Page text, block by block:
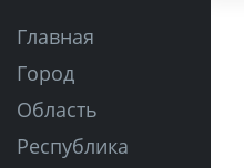
Главная
Город
Область
Республика